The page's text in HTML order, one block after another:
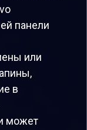
панели
или
в
может